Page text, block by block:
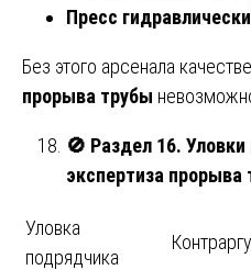
Пресс
Без этого арсенала
прорыва трубы
🚫 Раздел 16.
экспертиза прорыва
Уловка
подрядчика